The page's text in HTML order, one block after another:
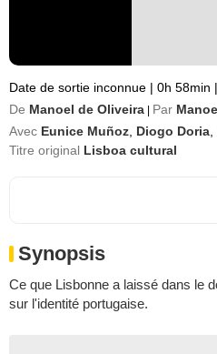
Date de sortie inconnue | 0h 58min |
De Manoel de Oliveira Par
Avec Eunice Muñoz Diogo Doria
Titre original Lisboa cultural
Synopsis
Ce que Lisbonne a laissé dans le
sur l'identité portugaise.